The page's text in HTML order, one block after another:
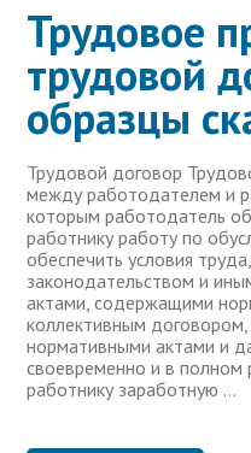
Трудовое
трудовой
образцы
Трудовой договор
между работодателем и
которым работодатель
работнику работу по
обеспечить условия
законодательством и
актами, содержащими
коллективным
нормативными актами и
своевременно и в полном
работнику заработную …